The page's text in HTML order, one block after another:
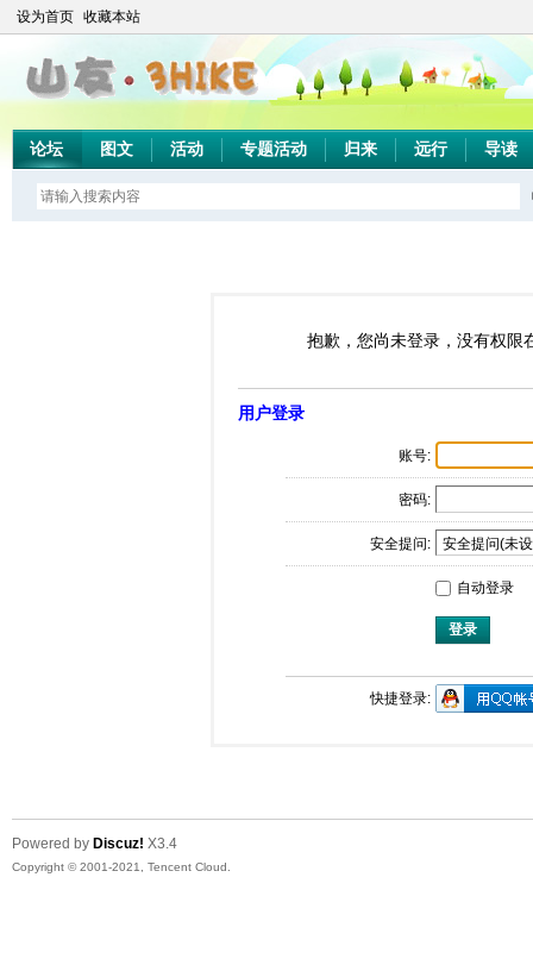
设为首页 收藏本站
论坛 图文 活动 专题活动 归来 远行 导读
抱歉，您尚未登录，没有权限
用户登录
账号:
密码:
安全提问:
自动登录
登录
快捷登录:
Powered by Discuz! X3.4
Copyright © 2001-2021, Tencent Cloud.